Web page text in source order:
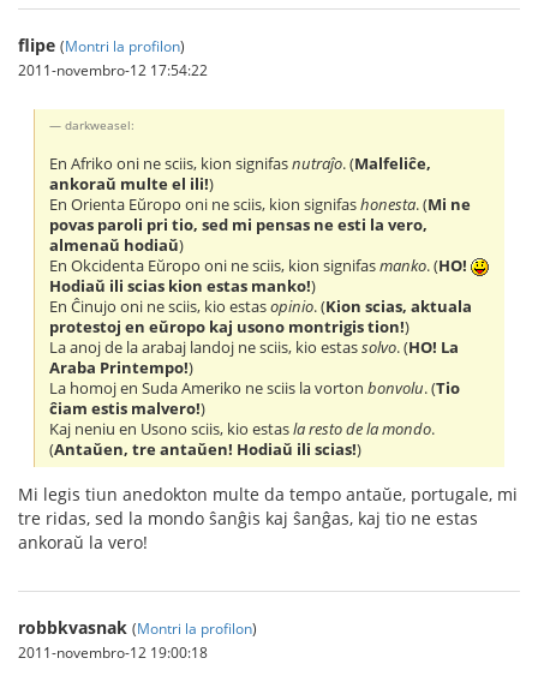
flipe (Montri la profilon)
2011-novembro-12 17:54:22
darkweasel:
En Afriko oni ne sciis, kion signifasnutraĵo. (Malfeliĉe,
ankoraŭ multe el ili!)
En Orienta Eŭropo oni ne sciis, kion signifashonesta. (Mi ne
povas paroli pri tio, sed mi pensas ne esti la vero,
almenaŭ hodiaŭ)
En Okcidenta Eŭropo oni ne sciis, kion signifasmanko. (HO!
Hodiaŭ ili scias kion estas manko!)
En Ĉinujo oni ne sciis, kio estasopinio. (Kion scias, aktuala
protestoj en eŭropo kaj usono montrigis tion!)
La anoj de la arabaj landoj ne sciis, kio estassolvo. (HO! La
Araba Printempo!)
La homoj en Suda Ameriko ne sciis la vortonbonvolu. (Tio
ĉiam estis malvero!)
Kaj neniu en Usono sciis, kio estasla resto de la mondo.
(Antaŭen, tre antaŭen! Hodiaŭ ili scias!)
Mi legis tiun anedokton multe da tempo antaŭe, portugale, mi
tre ridas, sed la mondo ŝanĝis kaj ŝanĝas, kaj tio ne estas
ankoraŭ la vero!
robbkvasnak (Montri la profilon)
2011-novembro-12 19:00:18